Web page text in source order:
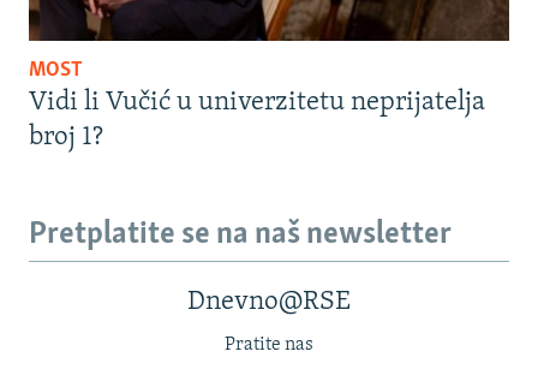
MOST
Vidi li Vučić u univerzitetu neprijatelja
broj 1?
Pretplatite se na naš newsletter
Dnevno@RSE
Pratite nas